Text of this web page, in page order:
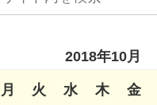
2018年10月
月 火 水 木 金